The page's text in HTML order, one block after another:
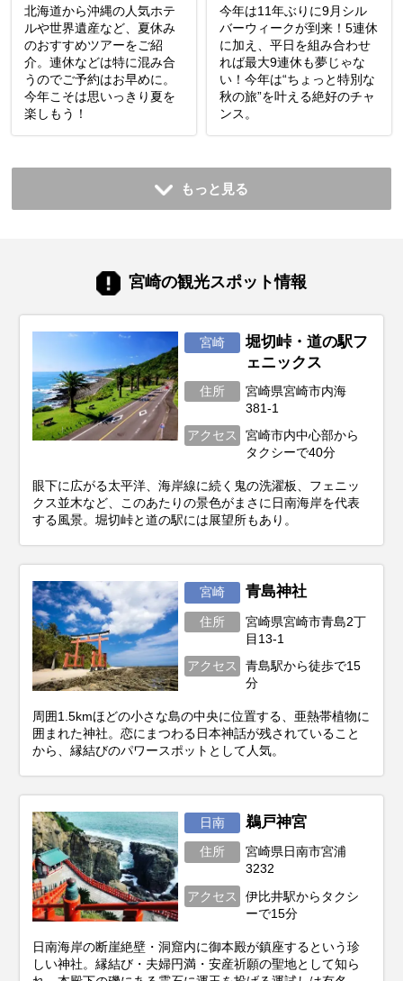
北海道から沖縄の人気ホテ
ルや世界遺産など、夏休み
のおすすめツアーをご紹
介。連休などは特に混み合
うのでご予約はお早めに。
今年こそは思いっきり夏を
楽しもう！
今年は11年ぶりに9月シル
バーウィークが到来！5連休
に加え、平日を組み合わせ
れば最大9連休も夢じゃな
い！今年は“ちょっと特別な
秋の旅”を叶える絶好のチャ
ンス。
もっと見る
宮崎の観光スポット情報
宮崎
堀切峠・道の駅フ
ェニックス
住所
宮崎県宮崎市内海
381-1
アクセス
宮崎市内中心部から
タクシーで40分
眼下に広がる太平洋、海岸線に続く鬼の洗濯板、フェニッ
クス並木など、このあたりの景色がまさに日南海岸を代表
する風景。堀切峠と道の駅には展望所もあり。
宮崎 青島神社
住所
宮崎県宮崎市青島2丁
目13-1
アクセス
青島駅から徒歩で15
分
周囲1.5kmほどの小さな島の中央に位置する、亜熱帯植物に
囲まれた神社。恋にまつわる日本神話が残されていること
から、縁結びのパワースポットとして人気。
日南 鵜戸神宮
住所
宮崎県日南市宮浦
3232
アクセス
伊比井駅からタクシ
ーで15分
日南海岸の断崖絶壁・洞窟内に御本殿が鎮座するという珍
しい神社。縁結び・夫婦円満・安産祈願の聖地として知ら